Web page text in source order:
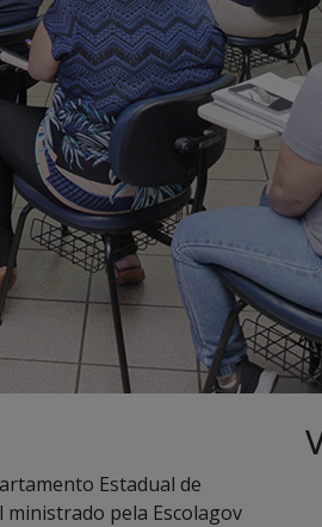
Estadual de
pela Escolagov